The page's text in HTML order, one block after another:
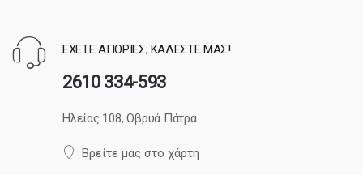
ΕΧΕΤΕ ΑΠΟΡΙΕΣ; ΚΑΛΕΣΤΕ ΜΑΣ!
2610 334-593
Ηλείας 108, Οβρυά Πάτρα
Βρείτε μας στο χάρτη